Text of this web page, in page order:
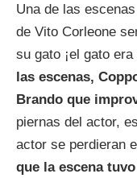
Una de las
de Vito Corleone
su gato ¡el gato
las escenas,
Brando que
piernas del actor,
actor se perdieran
que la escena